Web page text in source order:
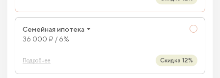
Семейная ипотека
36 000 ₽ / 6%
Подробнее Скидка 12%